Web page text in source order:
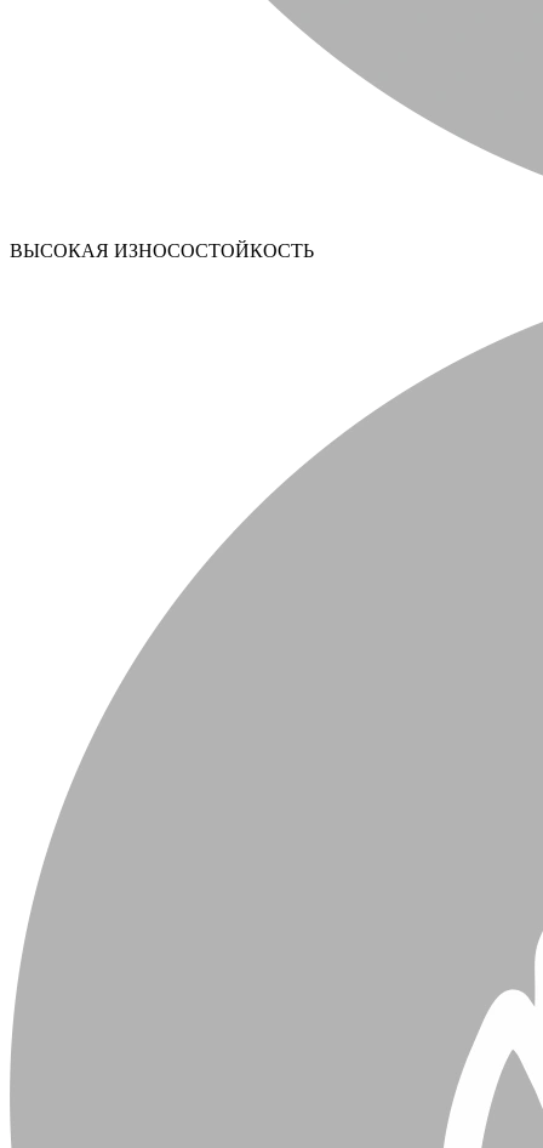
ВЫСОКАЯ ИЗНОСОСТОЙКОСТЬ